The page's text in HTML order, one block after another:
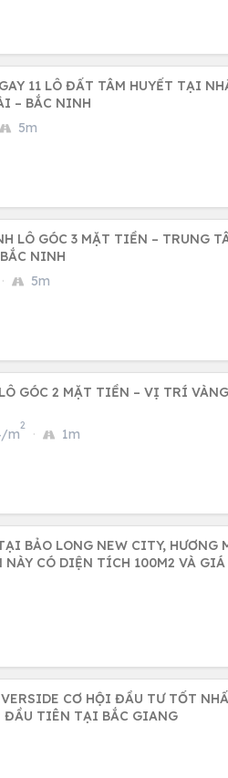
11 LÔ ĐẤT TÂM HUYẾT TẠI
– BẮC NINH
5m
LÔ GÓC 3 MẶT TIỀN – TRUNG
NINH
· 5m
GÓC 2 MẶT TIỀN – VỊ TRÍ
m
2
· 1m
BẢO LONG NEW CITY, HƯƠNG
CÓ DIỆN TÍCH 100M2 VÀ GIÁ
CƠ HỘI ĐẦU TƯ TỐT
ĐẦU TIÊN TẠI BẮC GIANG